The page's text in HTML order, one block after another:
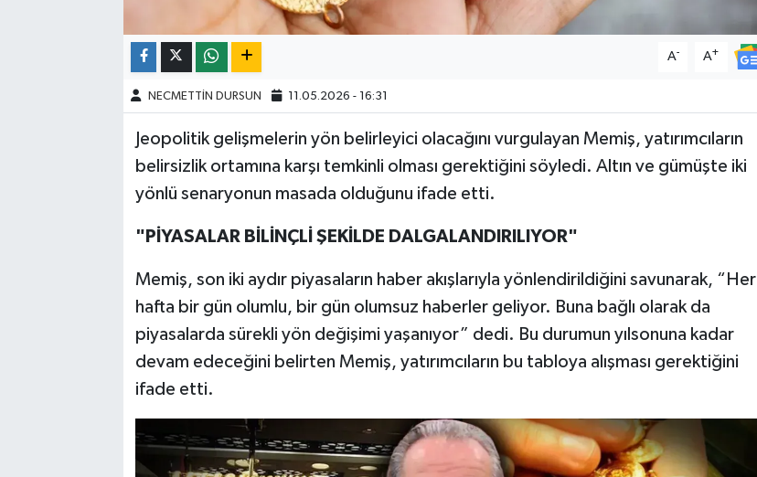
A- A+
NECMETTİN DURSUN 11.05.2026 - 16:31
Jeopolitik gelişmelerin yön belirleyici olacağını vurgulayan Memiş, yatırımcıların
belirsizlik ortamına karşı temkinli olması gerektiğini söyledi. Altın ve gümüşte iki
yönlü senaryonun masada olduğunu ifade etti.
"PİYASALAR BİLİNÇLİ ŞEKİLDE DALGALANDIRILIYOR"
Memiş, son iki aydır piyasaların haber akışlarıyla yönlendirildiğini savunarak, “Her
hafta bir gün olumlu, bir gün olumsuz haberler geliyor. Buna bağlı olarak da
piyasalarda sürekli yön değişimi yaşanıyor” dedi. Bu durumun yılsonuna kadar
devam edeceğini belirten Memiş, yatırımcıların bu tabloya alışması gerektiğini
ifade etti.